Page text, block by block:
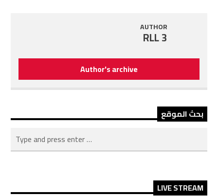
AUTHOR
RLL 3
Author's archive
بحث الموقع
LIVE STREAM